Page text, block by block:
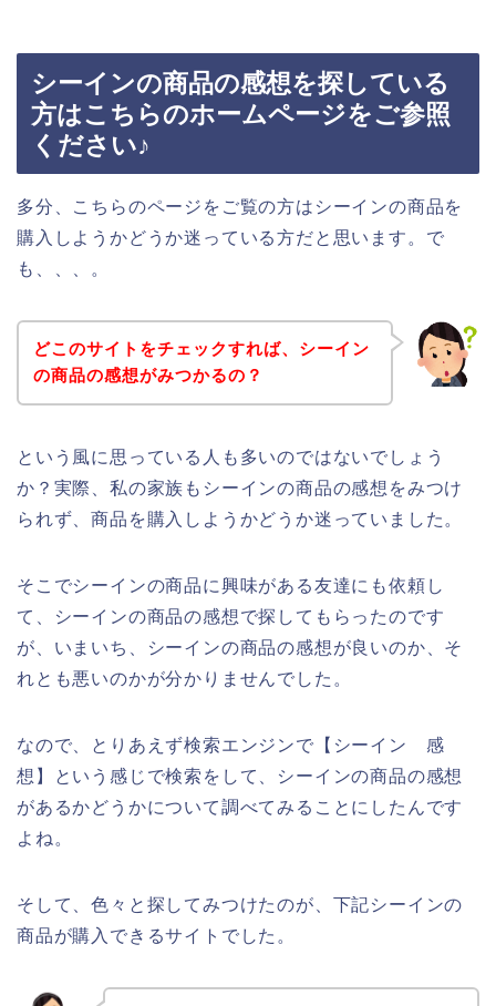
シーインの商品の感想を探している
方はこちらのホームページをご参照
ください♪
多分、こちらのページをご覧の方はシーインの商品を
購入しようかどうか迷っている方だと思います。で
も、、、。
どこのサイトをチェックすれば、シーイン
の商品の感想がみつかるの？
という風に思っている人も多いのではないでしょう
か？実際、私の家族もシーインの商品の感想をみつけ
られず、商品を購入しようかどうか迷っていました。
そこでシーインの商品に興味がある友達にも依頼し
て、シーインの商品の感想で探してもらったのです
が、いまいち、シーインの商品の感想が良いのか、そ
れとも悪いのかが分かりませんでした。
なので、とりあえず検索エンジンで【シーイン 感
想】という感じで検索をして、シーインの商品の感想
があるかどうかについて調べてみることにしたんです
よね。
そして、色々と探してみつけたのが、下記シーインの
商品が購入できるサイトでした。